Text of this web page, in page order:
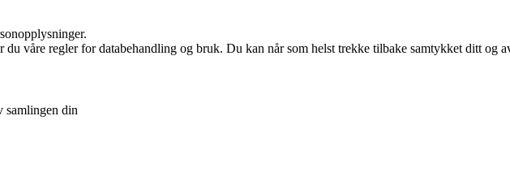
du våre regler for databehandling og bruk. Du kan når som helst trekke tilbake samtykket ditt og
samlingen din